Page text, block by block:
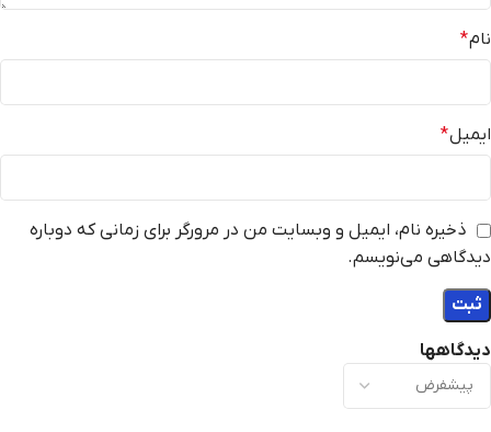
دیدگاهها
نام*
ایمیل*
ذخیره نام، ایمیل و وبسایت من در مرورگر برای زمانی که دوباره
دیدگاهی می‌نویسم.